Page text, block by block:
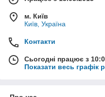
м. Київ
Київ, Україна
Контакти
Сьогодні працює з
Показати весь графік